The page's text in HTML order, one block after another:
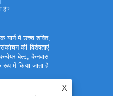
X
है?
यार्न में उच्च शक्ति,
की विशेषताएं
बेल्ट, कैनवास
में किया जाता है